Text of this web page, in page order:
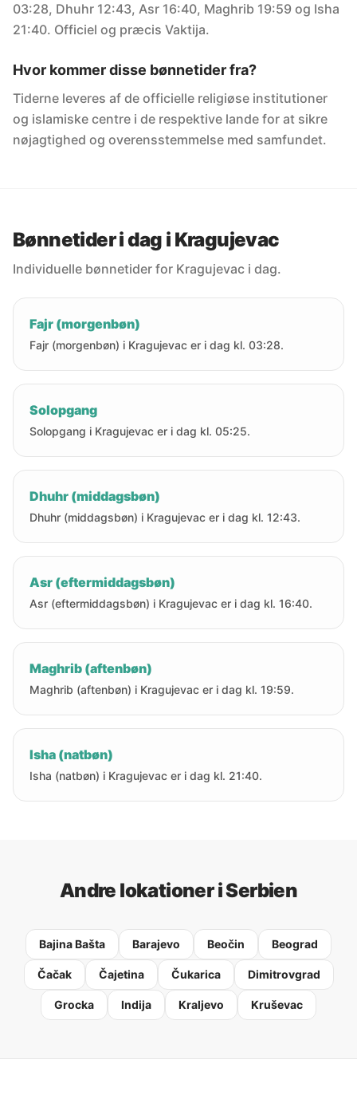
03:28, Dhuhr 12:43, Asr 16:40, Maghrib 19:59 og Isha
21:40. Officiel og præcis Vaktija.
Hvor kommer disse bønnetider fra?
Tiderne leveres af de officielle religiøse institutioner
og islamiske centre i de respektive lande for at sikre
nøjagtighed og overensstemmelse med samfundet.
Bønnetider i dag i Kragujevac
Individuelle bønnetider for Kragujevac i dag.
Fajr (morgenbøn)
Fajr (morgenbøn) i Kragujevac er i dag kl. 03:28.
Solopgang
Solopgang i Kragujevac er i dag kl. 05:25.
Dhuhr (middagsbøn)
Dhuhr (middagsbøn) i Kragujevac er i dag kl. 12:43.
Asr (eftermiddagsbøn)
Asr (eftermiddagsbøn) i Kragujevac er i dag kl. 16:40.
Maghrib (aftenbøn)
Maghrib (aftenbøn) i Kragujevac er i dag kl. 19:59.
Isha (natbøn)
Isha (natbøn) i Kragujevac er i dag kl. 21:40.
Andre lokationer i Serbien
Bajina Bašta Barajevo Beočin Beograd
Čačak Čajetina Čukarica Dimitrovgrad
Grocka Indija Kraljevo Kruševac